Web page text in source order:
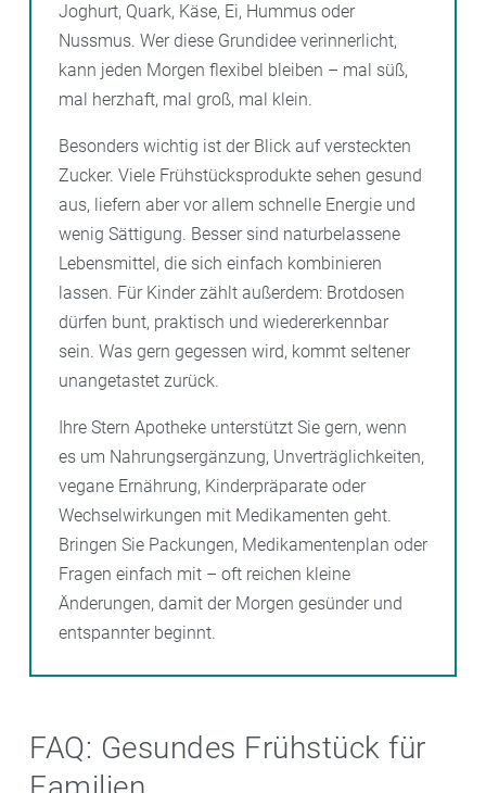
Joghurt, Quark, Käse, Ei, Hummus oder
Nussmus. Wer diese Grundidee verinnerlicht,
kann jeden Morgen flexibel bleiben – mal süß,
mal herzhaft, mal groß, mal klein.
Besonders wichtig ist der Blick auf versteckten
Zucker. Viele Frühstücksprodukte sehen gesund
aus, liefern aber vor allem schnelle Energie und
wenig Sättigung. Besser sind naturbelassene
Lebensmittel, die sich einfach kombinieren
lassen. Für Kinder zählt außerdem: Brotdosen
dürfen bunt, praktisch und wiedererkennbar
sein. Was gern gegessen wird, kommt seltener
unangetastet zurück.
Ihre Stern Apotheke unterstützt Sie gern, wenn
es um Nahrungsergänzung, Unverträglichkeiten,
vegane Ernährung, Kinderpräparate oder
Wechselwirkungen mit Medikamenten geht.
Bringen Sie Packungen, Medikamentenplan oder
Fragen einfach mit – oft reichen kleine
Änderungen, damit der Morgen gesünder und
entspannter beginnt.
FAQ: Gesundes Frühstück für